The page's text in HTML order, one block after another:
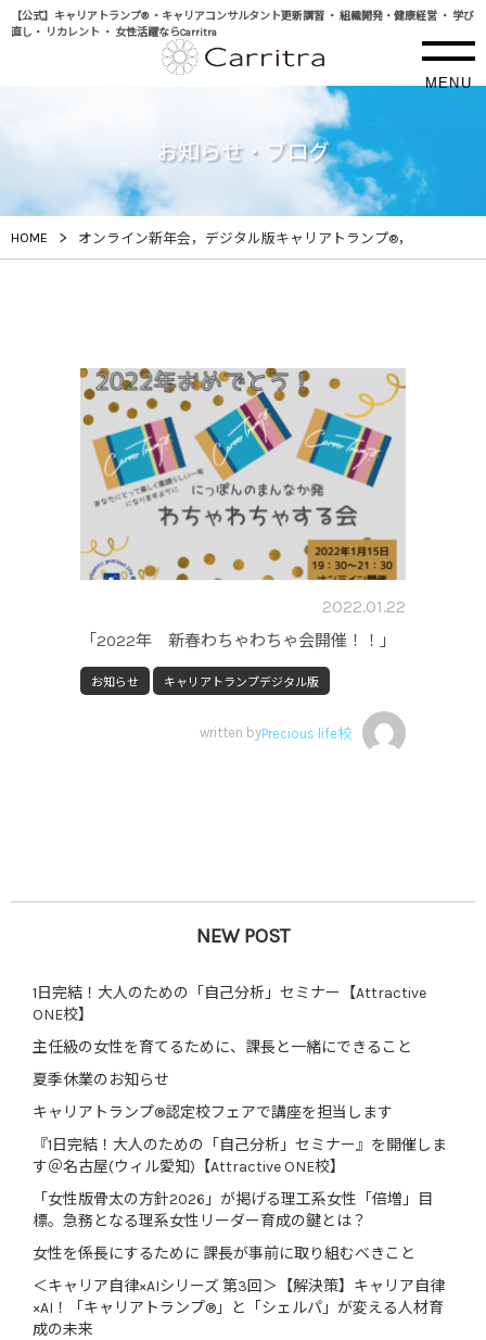
【公式】キャリアトランプ® ・キャリアコンサルタント更新講習 ・ 組織開発・健康経営 ・ 学び
直し・ リカレント ・ 女性活躍ならCarritra
MENU
お知らせ・ブログ
HOME > オンライン新年会，デジタル版キャリアトランプ®，
2022.01.22
「2022年 新春わちゃわちゃ会開催！！」
お知らせ キャリアトランプデジタル版
written byPrecious life校
NEW POST
1日完結！大人のための「自己分析」セミナー【Attractive
ONE校】
主任級の女性を育てるために、課長と一緒にできること
夏季休業のお知らせ
キャリアトランプ®認定校フェアで講座を担当します
『1日完結！大人のための「自己分析」セミナー』を開催しま
す＠名古屋(ウィル愛知)【Attractive ONE校】
「女性版骨太の方針2026」が掲げる理工系女性「倍増」目
標。急務となる理系女性リーダー育成の鍵とは？
女性を係長にするために 課長が事前に取り組むべきこと
＜キャリア自律×AIシリーズ 第3回＞【解決策】キャリア自律
×AI！「キャリアトランプ®」と「シェルパ」が変える人材育
成の未来